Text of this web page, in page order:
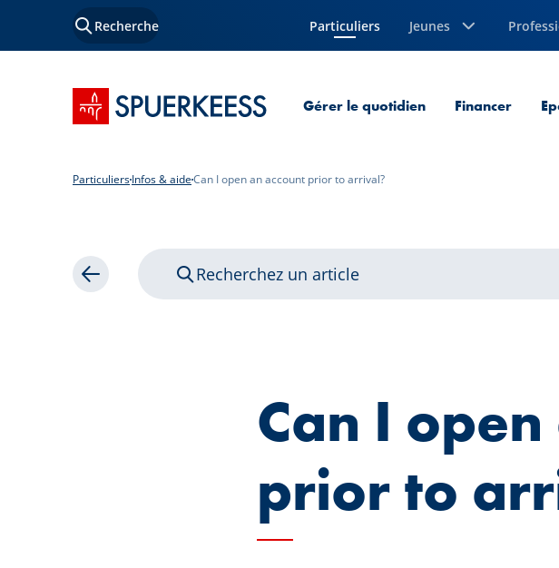
Recherche Particuliers
Page courante Jeunes
Accueil SPUERKEESS Gérer le quotidien Financer
ParticuliersInfos & aideCan I open an account prior to arrival?
Retour Recherchez un article
Can I
prior to